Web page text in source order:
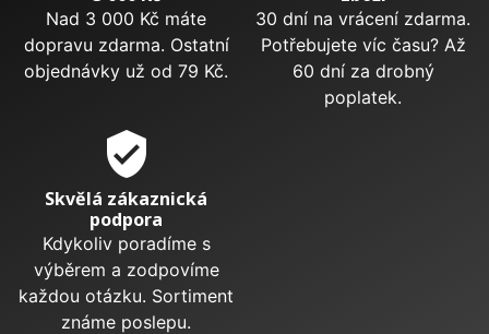
Nad 3 000 Kč máte
dopravu zdarma. Ostatní
objednávky už od 79 Kč.
30 dní na vrácení zdarma.
Potřebujete víc času? Až
60 dní za drobný
poplatek.
verified_user
Skvělá zákaznická
podpora
Kdykoliv poradíme s
výběrem a zodpovíme
každou otázku. Sortiment
známe poslepu.